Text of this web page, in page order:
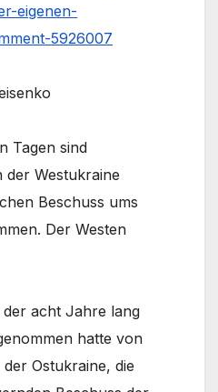
eigenen-
5926007
Tagen sind
der Westukraine
Beschuss ums
Der Westen
der acht Jahre lang
hatte von
Ostukraine, die